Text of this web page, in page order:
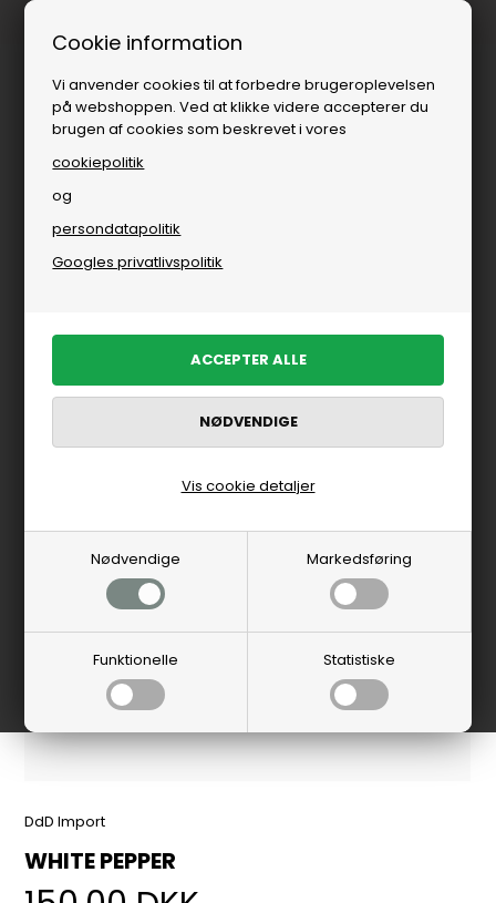
Cookie information
Vi anvender cookies til at forbedre brugeroplevelsen
på webshoppen. Ved at klikke videre accepterer du
brugen af cookies som beskrevet i vores
cookiepolitik
og
persondatapolitik
Googles privatlivspolitik
Nødvendige Markedsføring
Funktionelle Statistiske
Vis cookie detaljer
DdD Import
WHITE PEPPER